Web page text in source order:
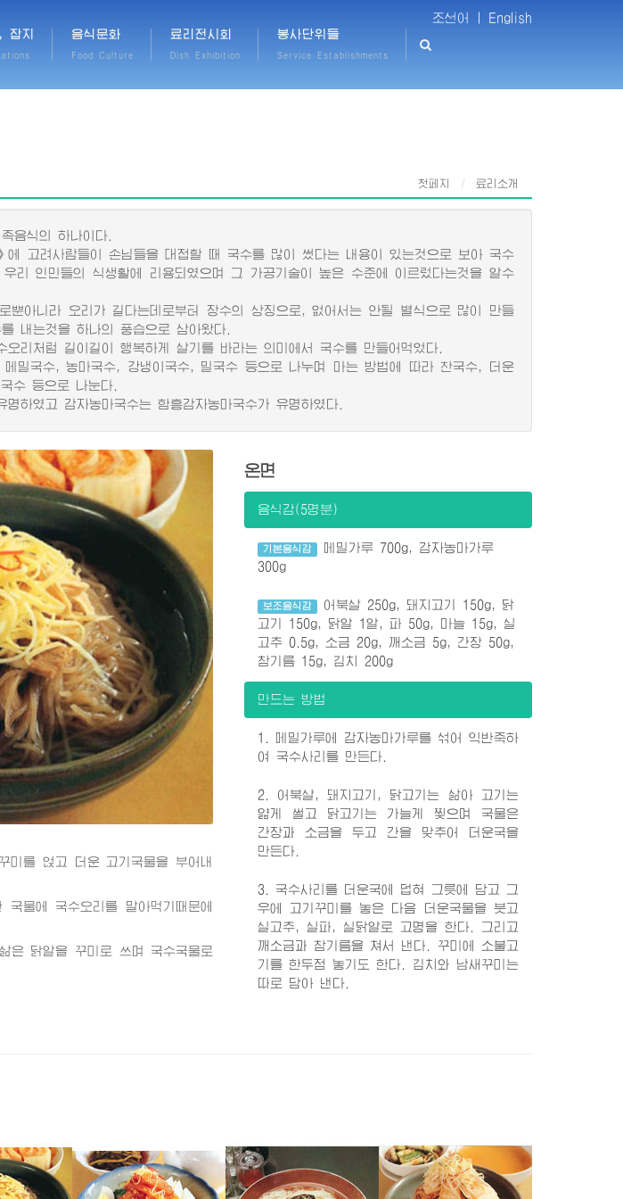
조선어 | English
잡지 음식문화
Food Culture
료리전시회
Dish Exhibition
봉사단위들
Service Establishments
첫페지 료리소개
음식의 하나이다.
고려사람들이 손님들을 대접할 때 국수를 많이 썼다는 내용이 있는것으로 보아 국수
리 인민들의 식생활에 리용되였으며 그 가공기술이 높은 수준에 이르렀다는것을 알수
아니라 오리가 길다는데로부터 장수의 상징으로, 없어서는 안될 별식으로 많이 만들
내는것을 하나의 풍습으로 삼아왔다.
리처럼 길이길이 행복하게 살기를 바라는 의미에서 국수를 만들어먹었다.
밀국수, 농마국수, 강냉이국수, 밀국수 등으로 나누며 마는 방법에 따라 찬국수, 더운
수 등으로 나눈다.
하였고 감자농마국수는 함흥감자농마국수가 유명하였다.
를 얹고 더운 고기국물을 부어내
에 국수오리를 말아먹기때문에
닭알을 꾸미로 쓰며 국수국물로
온면
음식감(5명분)
기본음식감
메밀가루 700g, 감자농마가루
300g
보조음식감
어북살 250g, 돼지고기 150g, 닭
고기 150g, 닭알 1알, 파 50g, 마늘 15g, 실
고추 0.5g, 소금 20g, 깨소금 5g, 간장 50g,
참기름 15g, 김치 200g
만드는 방법
1. 메밀가루에 감자농마가루를 섞어 익반죽하
여 국수사리를 만든다.
2. 어북살, 돼지고기, 닭고기는 삶아 고기는
얇게 썰고 닭고기는 가늘게 찢으며 국물은
간장과 소금을 두고 간을 맞추어 더운국을
만든다.
3. 국수사리를 더운국에 덥혀 그릇에 담고 그
우에 고기꾸미를 놓은 다음 더운국물을 붓고
실고추, 실파, 실닭알로 고명을 한다. 그리고
깨소금과 참기름을 쳐서 낸다. 꾸미에 소불고
기를 한두점 놓기도 한다. 김치와 남새꾸미는
따로 담아 낸다.